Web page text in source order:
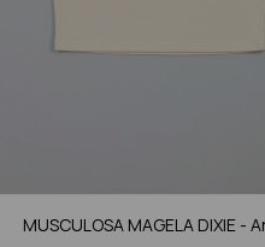
MUSCULOSA MAGELA DIXIE -